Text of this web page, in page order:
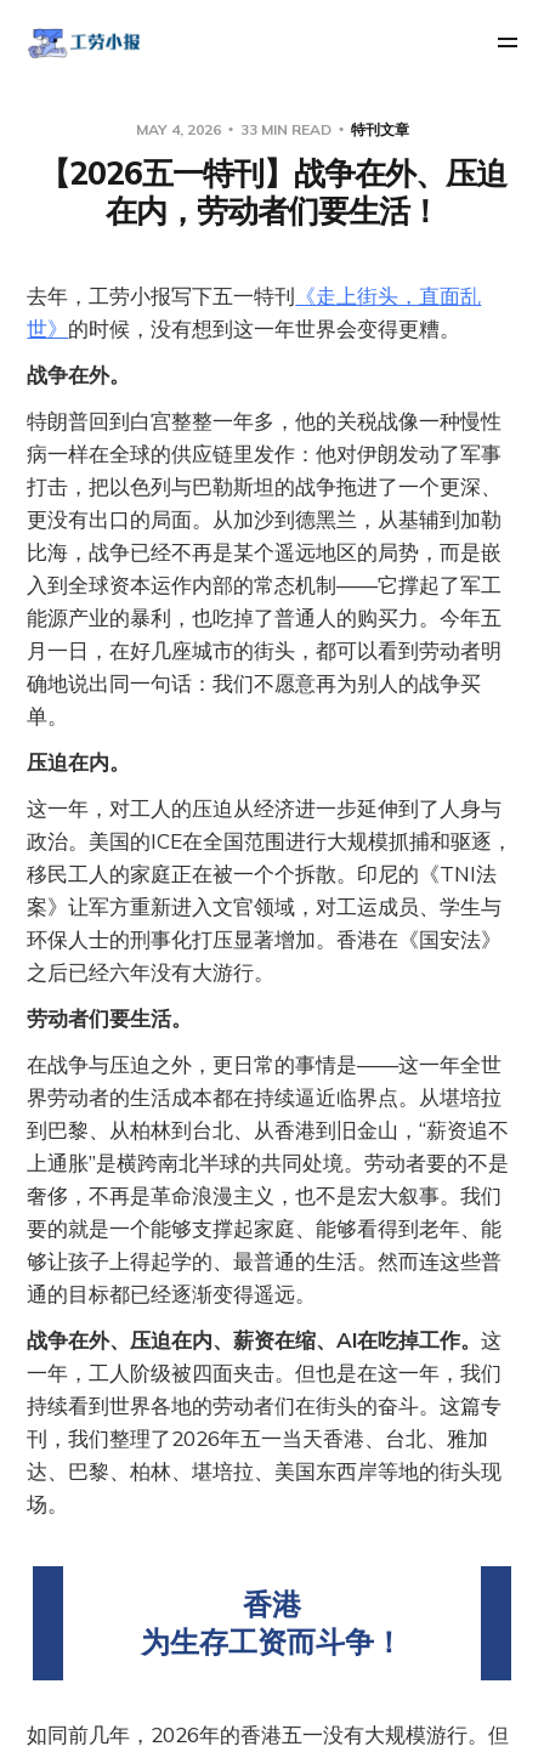
MAY 4, 2026 33 MIN READ 特刊文章
【2026五一特刊】战争在外、压迫
在内，劳动者们要生活！
去年，工劳小报写下五一特刊 《走上街头，直面乱
世》 的时候，没有想到这一年世界会变得更糟。
战争在外。
特朗普回到白宫整整一年多，他的关税战像一种慢性
病一样在全球的供应链里发作：他对伊朗发动了军事
打击，把以色列与巴勒斯坦的战争拖进了一个更深、
更没有出口的局面。从加沙到德黑兰，从基辅到加勒
比海，战争已经不再是某个遥远地区的局势，而是嵌
入到全球资本运作内部的常态机制——它撑起了军工
能源产业的暴利，也吃掉了普通人的购买力。今年五
月一日，在好几座城市的街头，都可以看到劳动者明
确地说出同一句话：我们不愿意再为别人的战争买
单。
压迫在内。
这一年，对工人的压迫从经济进一步延伸到了人身与
政治。美国的ICE在全国范围进行大规模抓捕和驱逐，
移民工人的家庭正在被一个个拆散。印尼的《TNI法
案》让军方重新进入文官领域，对工运成员、学生与
环保人士的刑事化打压显著增加。香港在《国安法》
之后已经六年没有大游行。
劳动者们要生活。
在战争与压迫之外，更日常的事情是——这一年全世
界劳动者的生活成本都在持续逼近临界点。从堪培拉
到巴黎、从柏林到台北、从香港到旧金山，“薪资追不
上通胀”是横跨南北半球的共同处境。劳动者要的不是
奢侈，不再是革命浪漫主义，也不是宏大叙事。我们
要的就是一个能够支撑起家庭、能够看得到老年、能
够让孩子上得起学的、最普通的生活。然而连这些普
通的目标都已经逐渐变得遥远。
战争在外、压迫在内、薪资在缩、AI在吃掉工作。这
一年，工人阶级被四面夹击。但也是在这一年，我们
持续看到世界各地的劳动者们在街头的奋斗。这篇专
刊，我们整理了2026年五一当天香港、台北、雅加
达、巴黎、柏林、堪培拉、美国东西岸等地的街头现
场。
香港
为生存工资而斗争！
如同前几年，2026年的香港五一没有大规模游行。但